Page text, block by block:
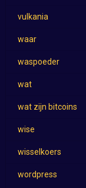
vulkania
waar
waspoeder
wat
wat zijn bitcoins
wise
wisselkoers
wordpress